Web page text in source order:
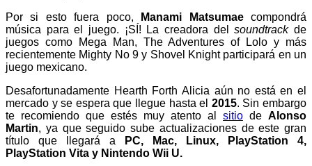
Por si esto fuera poco, Manami Matsumaecompondrá
música para el juego. ¡SÍ! La creadora delsoundtrackde
juegos como Mega Man, The Adventures of Lolo y más
recientemente Mighty No 9 y Shovel Knight participará en un
juego mexicano.
Desafortunadamente Hearth Forth Alicia aún no está en el
mercado y se espera que llegue hasta el 2015. Sin embargo
te recomiendo que estés muy atento al sitio de Alonso
Martin, ya que seguido sube actualizaciones de este gran
título que llegará a
PC, Mac, Linux, PlayStation 4,
PlayStation Vita y Nintendo Wii U.